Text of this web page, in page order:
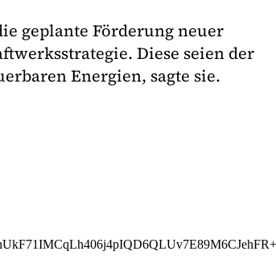
geplante Förderung neuer
Diese seien der
Energien, sagte sie.